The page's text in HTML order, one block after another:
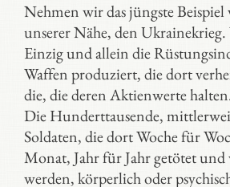
Nehmen wir das jüngste
unserer Nähe, den
Einzig und allein die
Waffen produziert, die dort
die, die deren Aktienwerte
Die Hunderttausende,
Soldaten, die dort Woche für
Monat, Jahr für Jahr getötet
werden, körperlich oder